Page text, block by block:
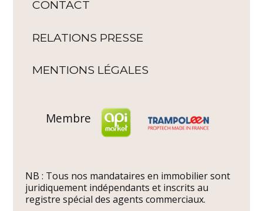
CONTACT
RELATIONS PRESSE
MENTIONS LÉGALES
Membre
NB : Tous nos mandataires en immobilier sont
juridiquement indépendants et inscrits au
registre spécial des agents commerciaux.